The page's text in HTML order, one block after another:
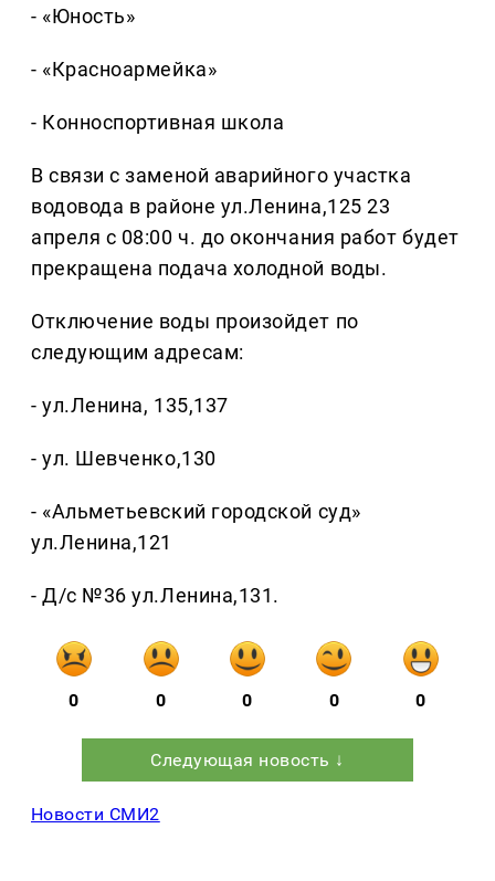
- «Юность»
- «Красноармейка»
- Конноспортивная школа
В связи с заменой аварийного участка
водовода в районе ул.Ленина,125 23
апреля с 08:00 ч. до окончания работ будет
прекращена подача холодной воды.
Отключение воды произойдет по
следующим адресам:
- ул.Ленина, 135,137
- ул. Шевченко,130
- «Альметьевский городской суд»
ул.Ленина,121
- Д/с №36 ул.Ленина,131.
0 0 0 0 0
Следующая новость ↓
Новости СМИ2